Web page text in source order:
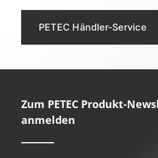
PETEC Händler-Service
Zum PETEC Produkt-
anmelden